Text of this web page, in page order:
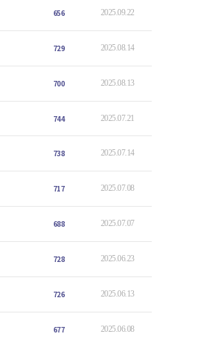
656 2025.09.22
729 2025.08.14
700 2025.08.13
744 2025.07.21
738 2025.07.14
717 2025.07.08
688 2025.07.07
728 2025.06.23
726 2025.06.13
677 2025.06.08